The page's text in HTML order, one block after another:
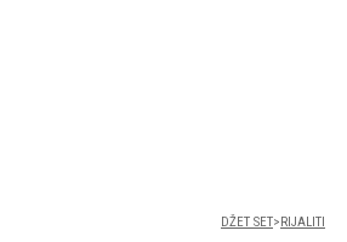
DŽET SET RIJALITI